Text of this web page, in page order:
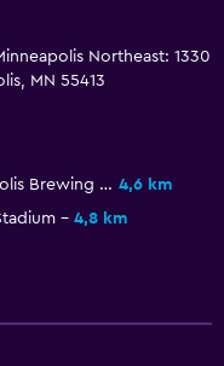
Northeast: 1330
MN 55413
Minneapolis Brewing Company 4,6 km
4,8 km